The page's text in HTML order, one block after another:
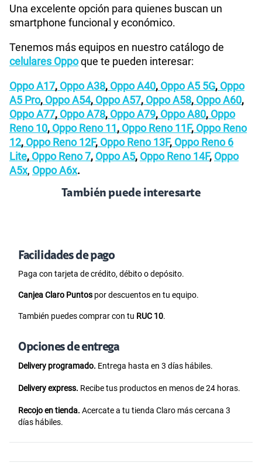
Una excelente opción para quienes buscan un
smartphone funcional y económico.
Tenemos más equipos en nuestro catálogo de
celulares Oppoque te pueden interesar:
Oppo A17, Oppo A38, Oppo A40, Oppo A5 5G, Oppo
A5 Pro, Oppo A54, Oppo A57, Oppo A58, Oppo A60,
Oppo A77, Oppo A78, Oppo A79, Oppo A80, Oppo
Reno 10, Oppo Reno 11, Oppo Reno 11F, Oppo Reno
12, Oppo Reno 12F, Oppo Reno 13F, Oppo Reno 6
Lite, Oppo Reno 7, Oppo A5, Oppo Reno 14F, Oppo
A5x, Oppo A6x.
También puede interesarte
Facilidades de pago
Paga con tarjeta de crédito, débito o depósito.
Canjea Claro Puntos por descuentos en tu equipo.
También puedes comprar con tu RUC 10.
Opciones de entrega
Delivery programado. Entrega hasta en 3 días hábiles.
Delivery express. Recibe tus productos en menos de 24 horas.
Recojo en tienda. Acercate a tu tienda Claro más cercana 3
días hábiles.